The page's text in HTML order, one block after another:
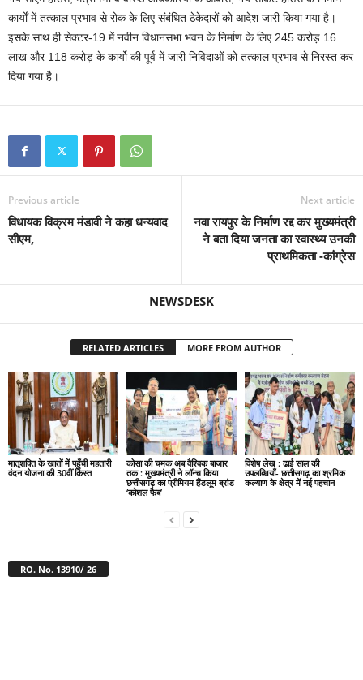
कार्यों में तत्काल प्रभाव से रोक के लिए संबंधित ठेकेदारों को आदेश जारी किया गया है।
इसके साथ ही सेक्टर-19 में नवीन विधानसभा भवन के निर्माण के लिए 245 करोड़ 16
लाख और 118 करोड़ के कार्यो की पूर्व में जारी निविदाओं को तत्काल प्रभाव से निरस्त कर
दिया गया है।
Previous article
विधायक विक्रम मंडावी ने कहा धन्यवाद
सीएम,
Next article
नवा रायपुर के निर्माण रद्द कर मुख्यमंत्री
ने बता दिया जनता का स्वास्थ्य उनकी
प्राथमिकता -कांग्रेस
NEWSDESK
RELATED ARTICLES MORE FROM AUTHOR
मातृशक्ति के खातों में पहुँची महतारी
वंदन योजना की 30वीं किस्त
कोसा की चमक अब वैश्विक बाजार
तक : मुख्यमंत्री ने लॉन्च किया
छत्तीसगढ़ का प्रीमियम हैंडलूम ब्रांड
‘कोशल फैब’
विशेष लेख : ढाई साल की
उपलब्धियाँ- छत्तीसगढ़ का श्रमिक
कल्याण के क्षेत्र में नई पहचान
RO. No. 13910/ 26